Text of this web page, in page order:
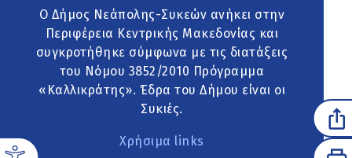
Ο Δήμος Νεάπολης-Συκεών ανήκει στην
Περιφέρεια Κεντρικής Μακεδονίας και
συγκροτήθηκε σύμφωνα με τις διατάξεις
του Νόμου 3852/2010 Πρόγραμμα
«Καλλικράτης». Έδρα του Δήμου είναι οι
Συκιές.
Χρήσιμα links